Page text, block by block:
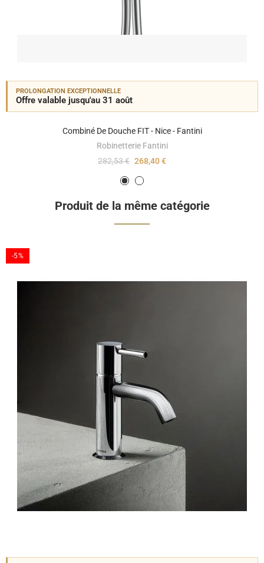
PROLONGATION EXCEPTIONNELLE
Offre valable jusqu'au 31 août
Combiné De Douche FIT - Nice - Fantini
Robinetterie Fantini
282,53 € 268,40 €
Produit de la même catégorie
-5%